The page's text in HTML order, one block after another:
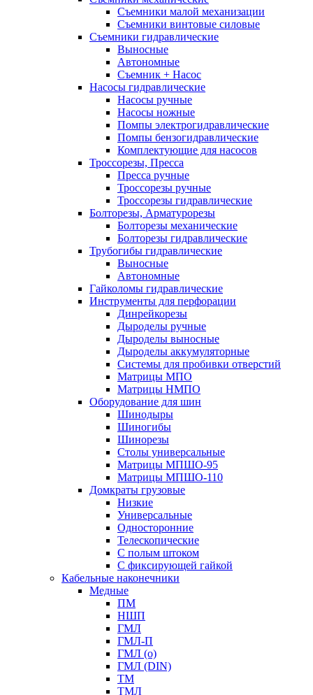
Съемники малой механизации
Съемники винтовые силовые
Съемники гидравлические
Выносные
Автономные
Съемник + Насос
Насосы гидравлические
Насосы ручные
Насосы ножные
Помпы электрогидравлические
Помпы бензогидравлические
Комплектующие для насосов
Троссорезы, Пресса
Пресса ручные
Троссорезы ручные
Троссорезы гидравлические
Болторезы, Арматурорезы
Болторезы механические
Болторезы гидравлические
Трубогибы гидравлические
Выносные
Автономные
Гайколомы гидравлические
Инструменты для перфорации
Динрейкорезы
Дыроделы ручные
Дыроделы выносные
Дыроделы аккумуляторные
Системы для пробивки отверстий
Матрицы МПО
Матрицы НМПО
Оборудование для шин
Шинодыры
Шиногибы
Шинорезы
Столы универсальные
Матрицы МПШО-95
Матрицы МПШО-110
Домкраты грузовые
Низкие
Универсальные
Односторонние
Телескопические
С полым штоком
С фиксирующей гайкой
Кабельные наконечники
Медные
ПМ
НШП
ГМЛ
ГМЛ-П
ГМЛ (о)
ГМЛ (DIN)
ТМ
ТМЛ